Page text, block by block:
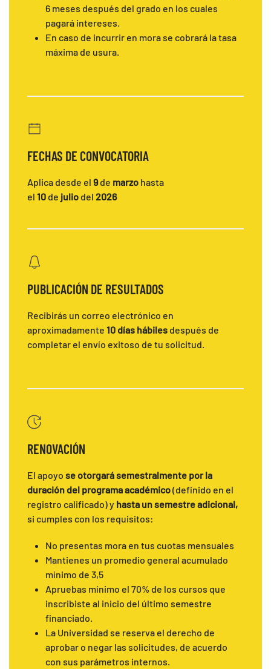
6 meses después del grado en los cuales
pagará intereses.
En caso de incurrir en mora se cobrará la tasa
máxima de usura.
FECHAS DE CONVOCATORIA
Aplica desde el 9de marzo hasta
el 10 de julio del 2026
PUBLICACIÓN DE RESULTADOS
Recibirás un correo electrónico en
aproximadamente 10 días hábiles después de
completar el envío exitoso de tu solicitud.
RENOVACIÓN
El apoyo se otorgará semestralmente por la
duración del programa académico(definido en el
registro calificado) y hasta un semestre adicional,
si cumples con los requisitos:
No presentas mora en tus cuotas mensuales
Mantienes un promedio general acumulado
mínimo de 3,5
Apruebas mínimo el 70% de los cursos que
inscribiste al inicio del último semestre
financiado.
La Universidad se reserva el derecho de
aprobar o negar las solicitudes, de acuerdo
con sus parámetros internos.